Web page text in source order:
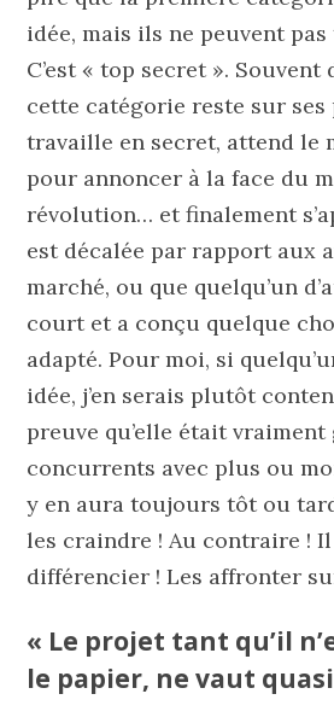
idée, mais ils ne peuvent pas
C’est « top secret ».
cette catégorie reste sur ses
travaille en secret, attend le
pour annoncer à la face du
révolution… et finalement
est décalée par rapport aux
marché, ou que quelqu’un
court et a conçu quelque
adapté. Pour moi, si
idée, j’en serais plutôt
preuve qu’elle était vraiment
concurrents avec plus ou
y en aura toujours tôt ou
les craindre ! Au contraire !
différencier ! Les affronter
« Le projet tant qu’il
le papier, ne vaut